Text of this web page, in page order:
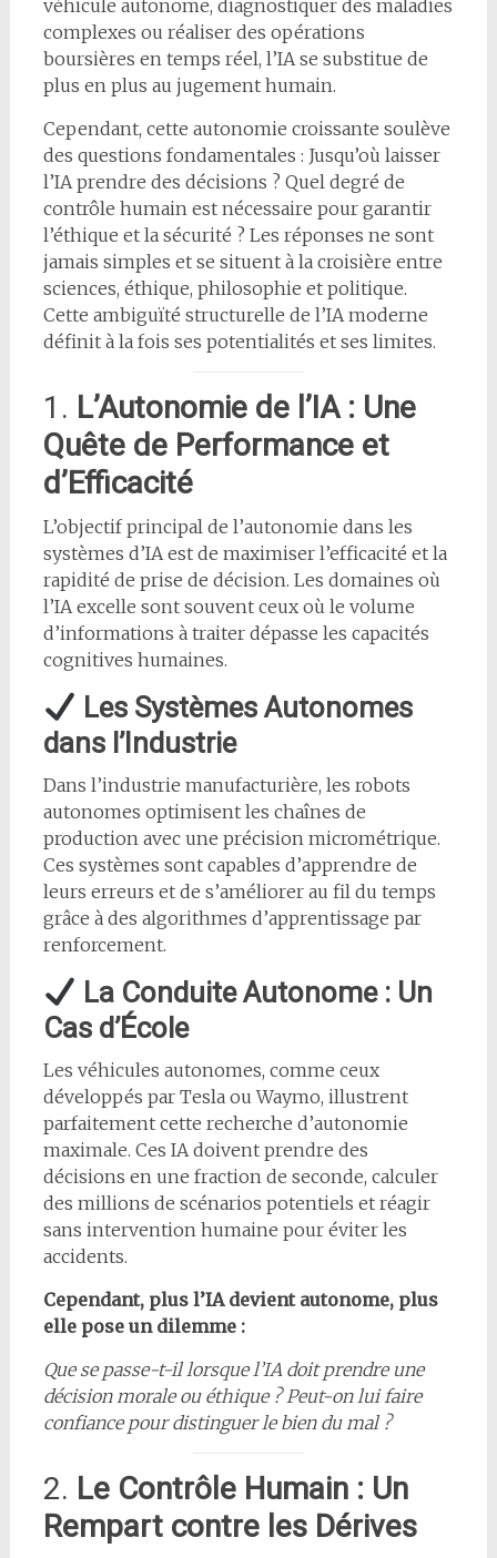
véhicule autonome, diagnostiquer des maladies
complexes ou réaliser des opérations
boursières en temps réel, l’IA se substitue de
plus en plus au jugement humain.
Cependant, cette autonomie croissante soulève
des questions fondamentales : Jusqu’où laisser
l’IA prendre des décisions ? Quel degré de
contrôle humain est nécessaire pour garantir
l’éthique et la sécurité ? Les réponses ne sont
jamais simples et se situent à la croisière entre
sciences, éthique, philosophie et politique.
Cette ambiguïté structurelle de l’IA moderne
définit à la fois ses potentialités et ses limites.
1. L’Autonomie de l’IA : Une
Quête de Performance et
d’Efficacité
L’objectif principal de l’autonomie dans les
systèmes d’IA est de maximiser l’efficacité et la
rapidité de prise de décision. Les domaines où
l’IA excelle sont souvent ceux où le volume
d’informations à traiter dépasse les capacités
cognitives humaines.
Les Systèmes Autonomes
dans l’Industrie
Dans l’industrie manufacturière, les robots
autonomes optimisent les chaînes de
production avec une précision micrométrique.
Ces systèmes sont capables d’apprendre de
leurs erreurs et de s’améliorer au fil du temps
grâce à des algorithmes d’apprentissage par
renforcement.
La Conduite Autonome : Un
Cas d’École
Les véhicules autonomes, comme ceux
développés par Tesla ou Waymo, illustrent
parfaitement cette recherche d’autonomie
maximale. Ces IA doivent prendre des
décisions en une fraction de seconde, calculer
des millions de scénarios potentiels et réagir
sans intervention humaine pour éviter les
accidents.
Cependant, plus l’IA devient autonome, plus
elle pose un dilemme :
Que se passe-t-il lorsque l’IA doit prendre une
décision morale ou éthique ? Peut-on lui faire
confiance pour distinguer le bien du mal ?
2. Le Contrôle Humain : Un
Rempart contre les Dérives